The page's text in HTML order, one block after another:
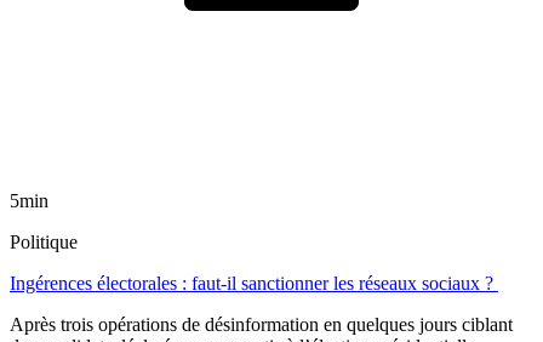
5min
Politique
Ingérences électorales : faut-il sanctionner les réseaux sociaux ?
Après trois opérations de désinformation en quelques jours ciblant